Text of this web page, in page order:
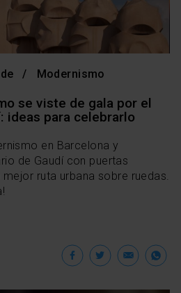
Modernismo
se viste de gala por el
ideas para celebrarlo
en Barcelona y
de Gaudí con puertas
ruta urbana sobre ruedas.
Facebook
Twitter